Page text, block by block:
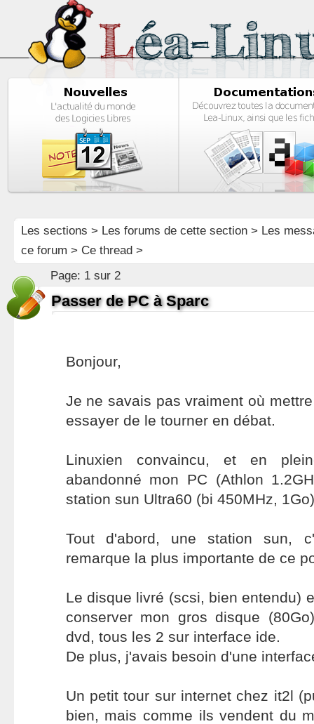
Les sections > Les forums de cette section> Les
ce forum > Ce thread >
Page: 1 sur 2
Passer de PC à Sparc
Bonjour,
Je ne savais pas vraiment où
essayer de le tourner en débat.
Linuxien convaincu, et en
abandonné mon PC (Athlon
station sun Ultra60 (bi 450MHz,
Tout d'abord, une station sun,
remarque la plus importante de ce
Le disque livré (scsi, bien entendu)
conserver mon gros disque
dvd, tous les 2 sur interface ide.
De plus, j'avais besoin d'une
Un petit tour sur internet chez it2l
bien, mais comme ils vendent du